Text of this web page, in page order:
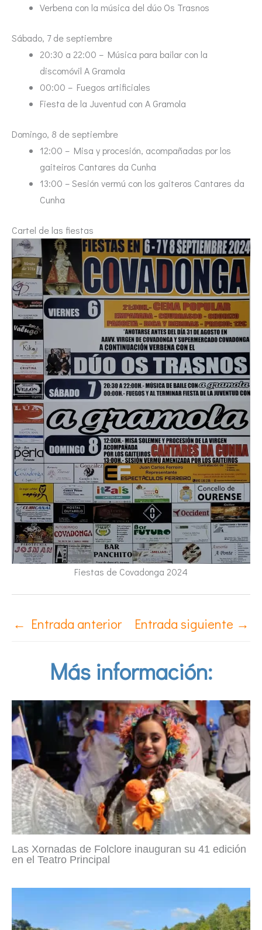
Verbena con la música del dúo Os Trasnos
Sábado, 7 de septiembre
20:30 a 22:00 – Música para bailar con la
discomóvil A Gramola
00:00 – Fuegos artificiales
Fiesta de la Juventud con A Gramola
Domingo, 8 de septiembre
12:00 – Misa y procesión, acompañadas por los
gaiteiros Cantares da Cunha
13:00 – Sesión vermú con los gaiteros Cantares da
Cunha
Cartel de las fiestas
Fiestas de Covadonga 2024
← Entrada anterior Entrada siguiente →
Más información:
Las Xornadas de Folclore inauguran su 41 edición
en el Teatro Principal